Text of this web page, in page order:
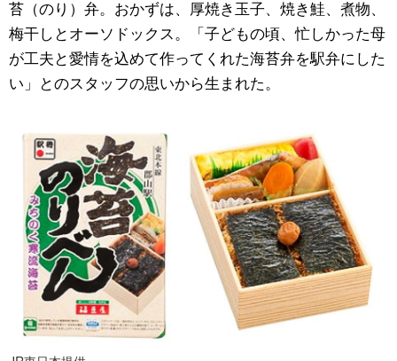
苔（のり）弁。おかずは、厚焼き玉子、焼き鮭、煮物、
梅干しとオーソドックス。「子どもの頃、忙しかった母
が工夫と愛情を込めて作ってくれた海苔弁を駅弁にした
い」とのスタッフの思いから生まれた。